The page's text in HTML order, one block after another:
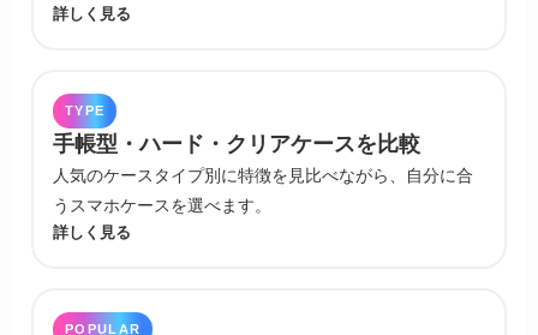
詳しく見る
TYPE
手帳型・ハード・クリアケースを比較
人気のケースタイプ別に特徴を見比べながら、自分に合
うスマホケースを選べます。
詳しく見る
POPULAR